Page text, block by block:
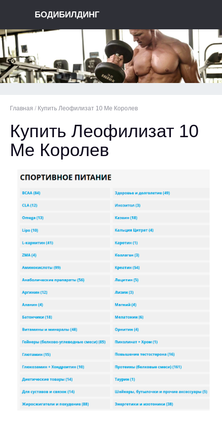
БОДИБИЛДИНГ
Главная / Купить Леофилизат 10 Me Королев
Купить Леофилизат 10
Me Королев